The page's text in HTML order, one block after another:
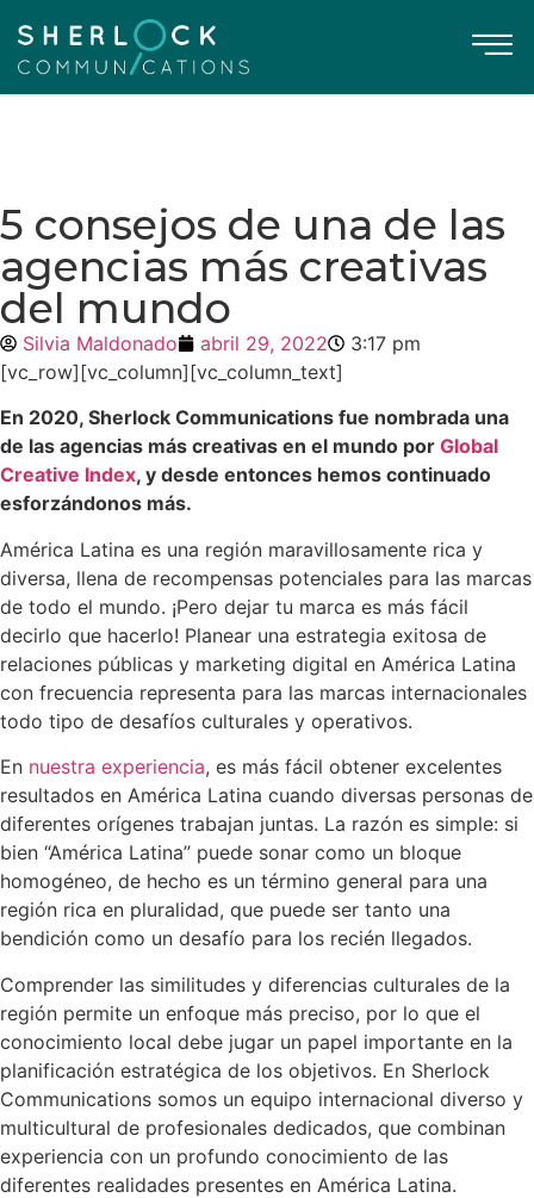
5 consejos de una de las
agencias más creativas
del mundo
Silvia Maldonado abril 29, 2022
3:17 pm
[vc_row][vc_column][vc_column_text]
En 2020, Sherlock Communications fue nombrada una
de las agencias más creativas en el mundo por Global
Creative Index, y desde entonces hemos continuado
esforzándonos más.
América Latina es una región maravillosamente rica y
diversa, llena de recompensas potenciales para las marcas
de todo el mundo. ¡Pero dejar tu marca es más fácil
decirlo que hacerlo! Planear una estrategia exitosa de
relaciones públicas y marketing digital en América Latina
con frecuencia representa para las marcas internacionales
todo tipo de desafíos culturales y operativos.
En nuestra experiencia, es más fácil obtener excelentes
resultados en América Latina cuando diversas personas de
diferentes orígenes trabajan juntas. La razón es simple: si
bien “América Latina” puede sonar como un bloque
homogéneo, de hecho es un término general para una
región rica en pluralidad, que puede ser tanto una
bendición como un desafío para los recién llegados.
Comprender las similitudes y diferencias culturales de la
región permite un enfoque más preciso, por lo que el
conocimiento local debe jugar un papel importante en la
planificación estratégica de los objetivos. En Sherlock
Communications somos un equipo internacional diverso y
multicultural de profesionales dedicados, que combinan
experiencia con un profundo conocimiento de las
diferentes realidades presentes en América Latina.